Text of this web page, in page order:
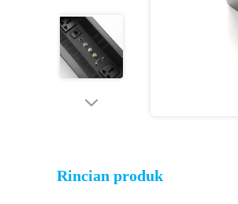
Rincian produk